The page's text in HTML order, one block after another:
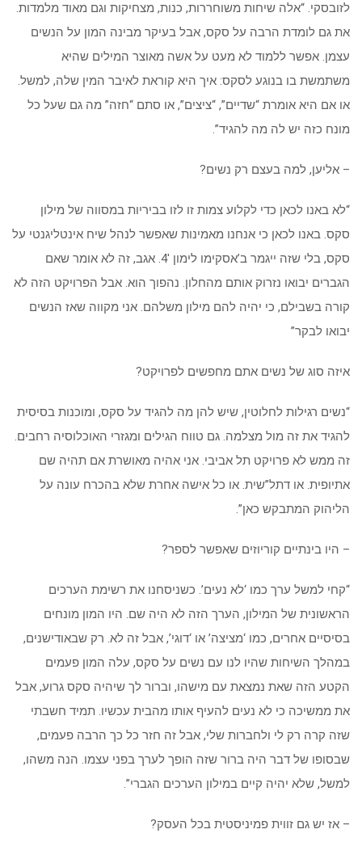
לזובסקי. “אלה שיחות משוחררות, כנות, מצחיקות וגם מאוד מלמדות.
את גם לומדת הרבה על סקס, אבל בעיקר מבינה המון על הנשים
עצמן. אפשר ללמוד לא מעט על אשה מאוצר המילים שהיא
משתמשת בו בנוגע לסקס: איך היא קוראת לאיבר המין שלה, למשל.
או אם היא אומרת “שדיים”, “ציצים”, או סתם “חזה” מה גם שעל כל
מונח כזה יש לה מה להגיד”.
– אליען, למה בעצם רק נשים?
“לא באנו לכאן כדי לקלוע צמות זו לזו בביריות במסווה של מילון
סקס. באנו לכאן כי אנחנו מאמינות שאפשר לנהל שיח אינטליגנטי על
סקס, בלי שזה ייגמר ב’אסקימו לימון 4′. אגב, זה לא אומר שאם
הגברים יבואו נזרוק אותם מהחלון. נהפוך הוא. אבל הפרויקט הזה לא
קורה בשבילם, כי יהיה להם מילון משלהם. אני מקווה שאז הנשים
יבואו לבקר”
איזה סוג של נשים אתם מחפשים לפרויקט?
“נשים רגילות לחלוטין, שיש להן מה להגיד על סקס, ומוכנות בסיסית
להגיד את זה מול מצלמה. גם טווח הגילים ומגזרי האוכלוסיה רחבים.
זה ממש לא פרויקט תל אביבי. אני אהיה מאושרת אם תהיה שם
אתיופית. או דתל”שית. או כל אישה אחרת שלא בהכרח עונה על
הליהוק המתבקש כאן”.
– היו בינתיים קוריוזים שאפשר לספר?
“קחי למשל ערך כמו ‘לא נעים’. כשניסחנו את רשימת הערכים
הראשונית של המילון, הערך הזה לא היה שם. היו המון מונחים
בסיסיים אחרים, כמו ‘מציצה’ או ‘דוגי’, אבל זה לא. רק שבאודישנים,
במהלך השיחות שהיו לנו עם נשים על סקס, עלה המון פעמים
הקטע הזה שאת נמצאת עם מישהו, וברור לך שיהיה סקס גרוע, אבל
את ממשיכה כי לא נעים להעיף אותו מהבית עכשיו. תמיד חשבתי
שזה קרה רק לי ולחברות שלי, אבל זה חזר כל כך הרבה פעמים,
שבסופו של דבר היה ברור שזה הופך לערך בפני עצמו. הנה משהו,
למשל, שלא יהיה קיים במילון הערכים הגברי”.
– אז יש גם זווית פמיניסטית בכל העסק?